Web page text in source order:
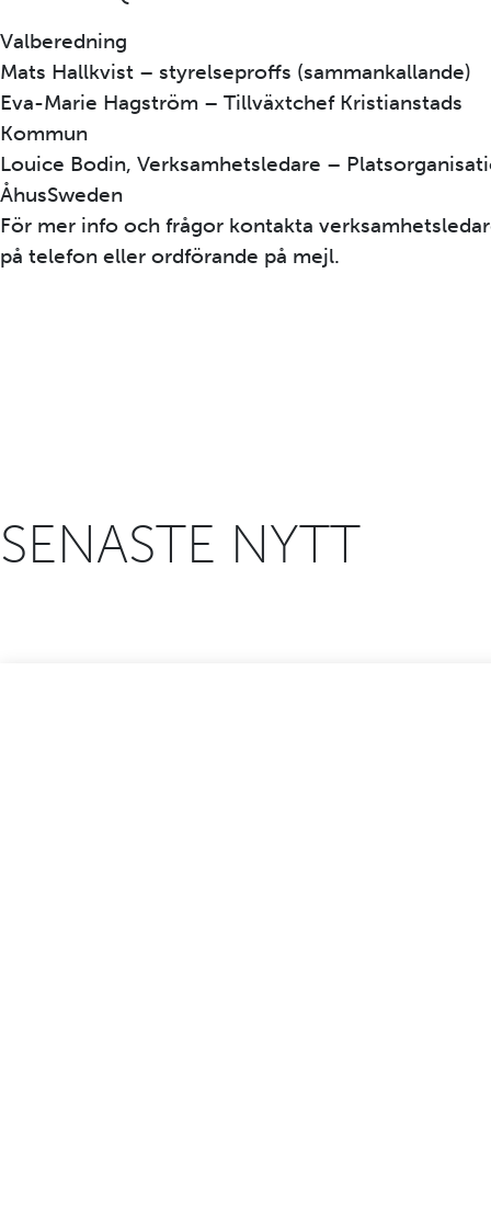
Valberedning
Mats Hallkvist – styrelseproffs (sammankallande)
Eva-Marie Hagström – Tillväxtchef Kristianstads
Kommun
Louice Bodin, Verksamhetsledare –
ÅhusSweden
För mer info och frågor kontakta
på telefon eller ordförande på mejl.
SENASTE NYTT